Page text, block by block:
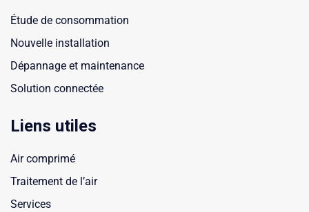
Étude de consommation
Nouvelle installation
Dépannage et maintenance
Solution connectée
Liens utiles
Air comprimé
Traitement de l’air
Services